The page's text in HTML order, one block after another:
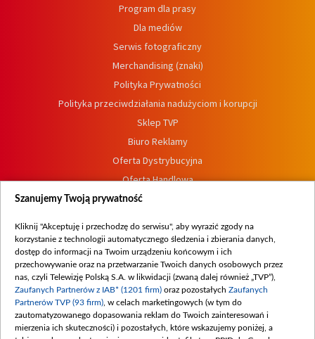
Program dla prasy
Dla mediów
Serwis fotograficzny
Merchandising (znaki)
Polityka Prywatności
Polityka przeciwdziałania nadużyciom i korupcji
Sklep TVP
Biuro Reklamy
Oferta Dystrybucyjna
Oferta Handlowa
Dostępność
Procedura zgłoszeń wewnętrznych
Szanujemy Twoją prywatność
Kliknij "Akceptuję i przechodzę do serwisu", aby wyrazić zgody na
korzystanie z technologii automatycznego śledzenia i zbierania danych,
dostęp do informacji na Twoim urządzeniu końcowym i ich
przechowywanie oraz na przetwarzanie Twoich danych osobowych przez
nas, czyli Telewizję Polską S.A. w likwidacji (zwaną dalej również „TVP”),
Zaufanych Partnerów z IAB* (1201 firm) oraz pozostałych Zaufanych
Partnerów TVP (93 firm) , w celach marketingowych (w tym do
zautomatyzowanego dopasowania reklam do Twoich zainteresowań i
mierzenia ich skuteczności) i pozostałych, które wskazujemy poniżej, a